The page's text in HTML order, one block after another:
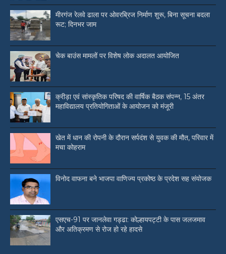
मीरगंज रेलवे ढाला पर ओवरब्रिज निर्माण शुरू, बिना सूचना बदला
रूट; दिनभर जाम
चेक बाउंस मामलों पर विशेष लोक अदालत आयोजित
क्रीड़ा एवं सांस्कृतिक परिषद की वार्षिक बैठक संपन्न, 15 अंतर
महाविद्यालय प्रतियोगिताओं के आयोजन को मंजूरी
खेत में धान की रोपनी के दौरान सर्पदंश से युवक की मौत, परिवार में
मचा कोहराम
विनोद वाफना बने भाजपा वाणिज्य प्रकोष्ठ के प्रदेश सह संयोजक
एसएच-91 पर जानलेवा गड्ढा: कोल्हायपट्टी के पास जलजमाव
और अतिक्रमण से रोज हो रहे हादसे